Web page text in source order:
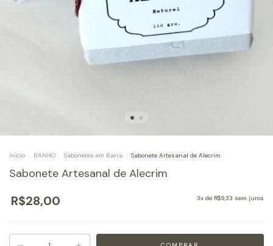
Início . BANHO . Sabonetes em Barra . Sabonete Artesanal de Alecrim
Sabonete Artesanal de Alecrim
R$28,00 3x de R$9,33 sem juros